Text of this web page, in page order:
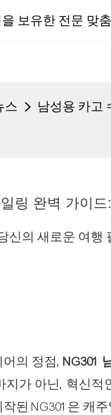
보유한 전문 맞
스 남성용 카고
링 완벽 가이
신의 새로운 여행
어의 정점,NG301
가 아닌, 혁신
된 NG301은 캐